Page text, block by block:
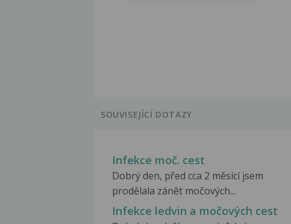
SOUVISEJÍCÍ DOTAZY
Infekce moč. cest
Dobrý den, před cca 2 měsící jsem
prodělala zánět močových...
Infekce ledvin a močových cest